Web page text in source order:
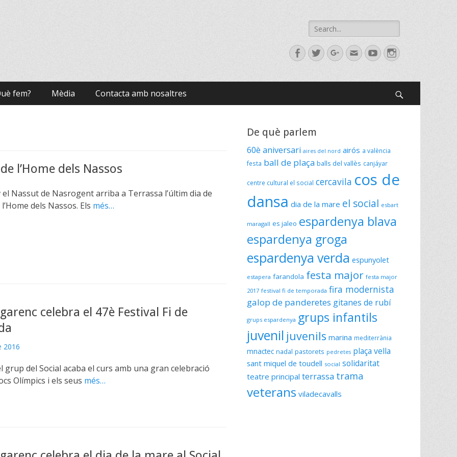
Search
for:
Facebook
TwitterGoogleplus
EmailYouTubeInstagram
fem? Mèdia Contacta amb nosaltres
l’Home dels Nassos
el Nassut de Nasrogent arriba a Terrassa l’últim dia de
dels Nassos. Els més…
celebra el 47è Festival Fi de
2016
grup del Social acaba el curs amb una gran celebració
Olímpics i els seus més…
De què parlem
60è aniversari aires del nord airós a valència
festa ball de plaça balls del vallès canjáyar
centre cultural el social cercavila cos de
dansa dia de la mare el social esbart
maragall es jaleo espardenya blava
espardenya groga
espardenya verda espunyolet
estapera farandola festa major festa major
2017 festival fi de temporada fira modernista
galop de panderetes gitanes de rubí
grups espardenya grups infantils
juvenil juvenils marina mediterrània
mnactec nadal pastorets pedretes plaça vella
sant miquel de toudell social solidaritat
teatre principal terrassa trama
veterans viladecavalls